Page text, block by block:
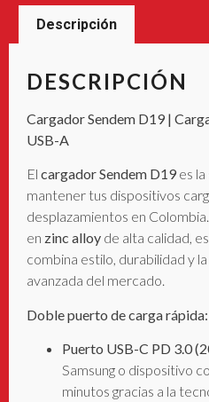
Descripción
DESCRIPCIÓN
Cargador Sendem D19 |
USB-A
El cargador Sendem D19 es
mantener tus dispositivos
desplazamientos en
en zinc alloy de alta calidad,
combina estilo, durabilidad y
avanzada del mercado.
Doble puerto de carga rápida:
Puerto USB-C PD 3.0
Samsung o dispositivo
minutos gracias a la